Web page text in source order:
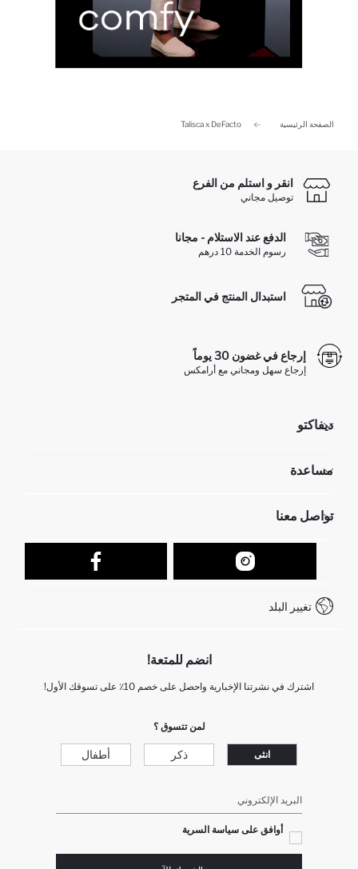
الصفحة الرئيسية Talisca x DeFacto
انقر و استلم من الفرع
توصيل مجاني
الدفع عند الاستلام - مجانا
رسوم الخدمة 10 درهم
استبدال المنتج في المتجر
إرجاع في غضون 30 يوماً
إرجاع سهل ومجاني مع أرامكس
ديفاكتو
تعرف علينا
مساعدة
عمليات الارجاع و الاستبدال السهلة
تتبع الشحنة
كيف يمكنك التسوق في ديفاكتو ؟
كيف تدفع في ديفاكتو؟
تواصل معنا
نموذج الاتصال
+212 525 076 633 خدمة العملاءتغيير البلد
انضم للمتعة!
اشترك في نشرتنا الإخبارية واحصل على خصم 10٪ على تسوقك الأول!
لمن تتسوق ؟
انثى ذكر أطفال
البريد الإلكتروني
أوافق على سياسة السرية